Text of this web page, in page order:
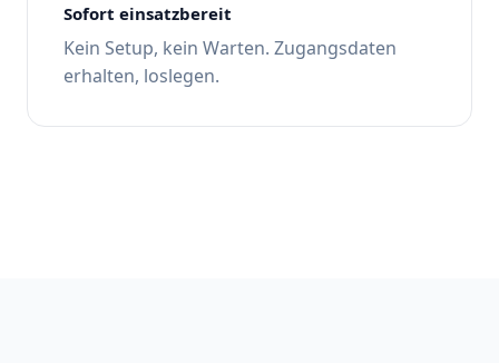
Sofort einsatzbereit
Kein Setup, kein Warten. Zugangsdaten
erhalten, loslegen.